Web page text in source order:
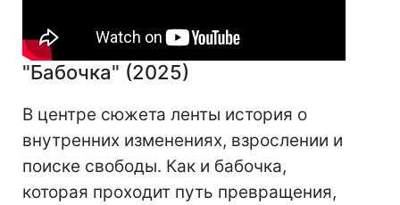
"Бабочка" (2025)
В центре сюжета ленты история о
внутренних изменениях, взрослении и
поиске свободы. Как и бабочка,
которая проходит путь превращения,